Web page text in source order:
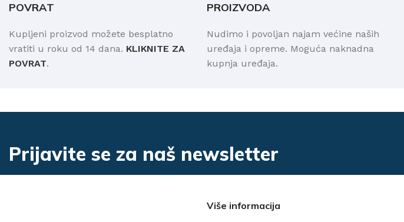
POVRAT
Kupljeni proizvod možete besplatno
vratiti u roku od 14 dana. KLIKNITE ZA
POVRAT.
PROIZVODA
Nudimo i povoljan najam većine naših
uređaja i opreme. Moguća naknadna
kupnja uređaja.
Prijavite se za naš newsletter
Više informacija